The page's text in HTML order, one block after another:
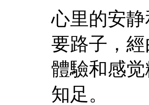
心里的安
要路子，
體驗和感
知足。